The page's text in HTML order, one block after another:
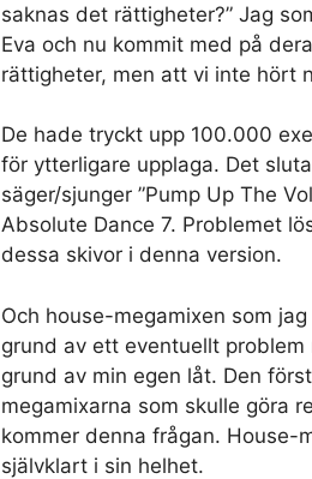
saknas det rättigheter?” Jag
Eva och nu kommit med på
rättigheter, men att vi inte hört
De hade tryckt upp 100.000
för ytterligare upplaga. Det
säger/sjunger ”Pump Up The
Absolute Dance 7. Problemet
dessa skivor i denna version.
Och house-megamixen som
grund av ett eventuellt
grund av min egen låt. Den
megamixarna som skulle göra
kommer denna frågan. House-
självklart i sin helhet.